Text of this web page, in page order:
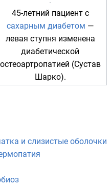
45-летний пациент с
сахарным диабетом —
левая ступня изменена
диабетической
остеоартропатией (Сустав
Шарко).
и слизистые оболочки